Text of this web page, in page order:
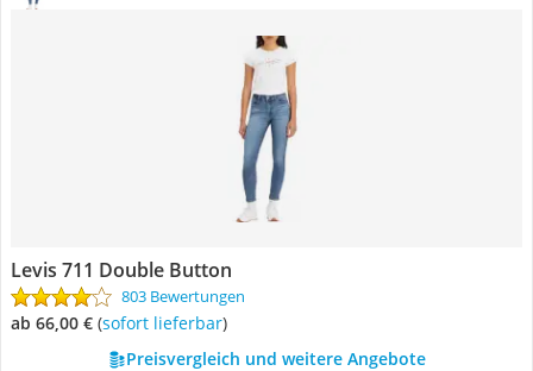
Levis 711 Double Button
803 Bewertungen
ab 66,00 € ( Sofort lieferbar)
Preisvergleich und weitere Angebote